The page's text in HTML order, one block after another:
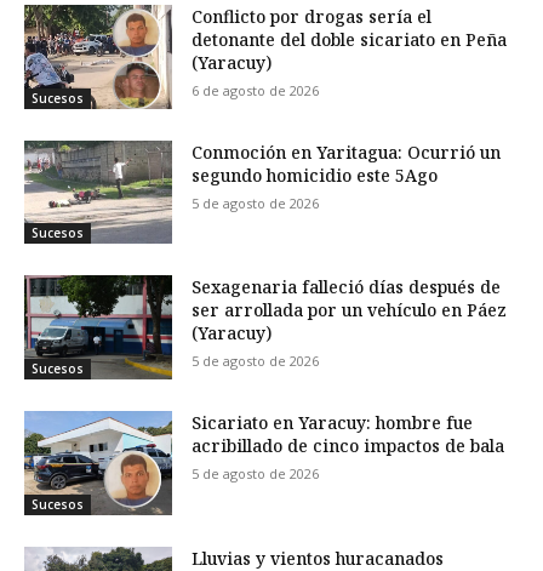
Sucesos
Conflicto por drogas sería el
detonante del doble sicariato en Peña
(Yaracuy)
6 de agosto de 2026
Sucesos
Conmoción en Yaritagua: Ocurrió un
segundo homicidio este 5Ago
5 de agosto de 2026
Sucesos
Sexagenaria falleció días después de
ser arrollada por un vehículo en Páez
(Yaracuy)
5 de agosto de 2026
Sucesos
Sicariato en Yaracuy: hombre fue
acribillado de cinco impactos de bala
5 de agosto de 2026
Lluvias y vientos huracanados